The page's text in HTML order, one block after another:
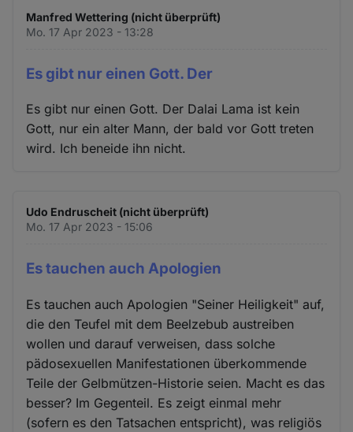
Manfred Wettering (nicht überprüft)
Mo. 17 Apr 2023 - 13:28
Es gibt nur einen Gott. Der
Es gibt nur einen Gott. Der Dalai Lama ist kein
Gott, nur ein alter Mann, der bald vor Gott treten
wird. Ich beneide ihn nicht.
Udo Endruscheit (nicht überprüft)
Mo. 17 Apr 2023 - 15:06
Es tauchen auch Apologien
Es tauchen auch Apologien "Seiner Heiligkeit" auf,
die den Teufel mit dem Beelzebub austreiben
wollen und darauf verweisen, dass solche
pädosexuellen Manifestationen überkommende
Teile der Gelbmützen-Historie seien. Macht es das
besser? Im Gegenteil. Es zeigt einmal mehr
(sofern es den Tatsachen entspricht), was religiös